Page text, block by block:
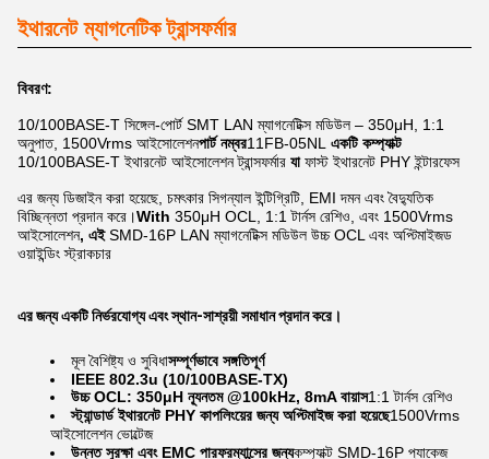
ইথারনেট ম্যাগনেটিক ট্রান্সফর্মার
বিবরণ:
10/100BASE-T সিঙ্গেল-পোর্ট SMT LAN ম্যাগনেটিক্স মডিউল – 350μH, 1:1
অনুপাত, 1500Vrms আইসোলেশনপার্ট নম্বর11FB-05NL একটি কম্প্যাক্ট
10/100BASE-T ইথারনেট আইসোলেশন ট্রান্সফর্মার যাফাস্ট ইথারনেট PHY ইন্টারফেস
এর জন্য ডিজাইন করা হয়েছে, চমৎকার সিগন্যাল ইন্টিগ্রিটি, EMI দমন এবং বৈদ্যুতিক
বিচ্ছিন্নতা প্রদান করে।With 350μH OCL, 1:1 টার্নস রেশিও, এবং 1500Vrms
আইসোলেশন, এইSMD-16P LAN ম্যাগনেটিক্স মডিউল উচ্চ OCL এবং অপ্টিমাইজড
ওয়াইন্ডিং স্ট্রাকচার
এর জন্য একটি নির্ভরযোগ্য এবং স্থান-সাশ্রয়ী সমাধান প্রদান করে।
মূল বৈশিষ্ট্য ও সুবিধাসম্পূর্ণভাবে সঙ্গতিপূর্ণ
IEEE 802.3u (10/100BASE-TX)
উচ্চ OCL: 350μH ন্যূনতম @100kHz, 8mA বায়াস1:1 টার্নস রেশিও
স্ট্যান্ডার্ড ইথারনেট PHY কাপলিংয়ের জন্য অপ্টিমাইজ করা হয়েছে1500Vrms
আইসোলেশন ভোল্টেজ
উন্নত সুরক্ষা এবং EMC পারফরম্যান্সের জন্যকম্প্যাক্ট SMD-16P প্যাকেজ